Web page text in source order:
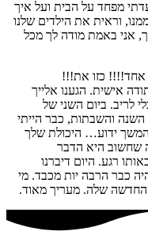
מפחד על הבית ועל איך
וראית את הילדים שלנו
אני באמת מודה לך מכל
אחד!!!! כזו את!!!
אישית. הגענו אלייך
לריב. ביום השני של
והשבתות, כבר הייתי
ידוע… היכולת שלך
שחשוב היא הדבר
רגע. היום דיברנו
כבר הרבה יות מכבד. מי
שלה. מעריך מאוד.